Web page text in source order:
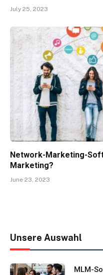
July 25, 2023
Network-Marketing-
Marketing?
June 23, 2023
Unsere Auswahl
MLM-